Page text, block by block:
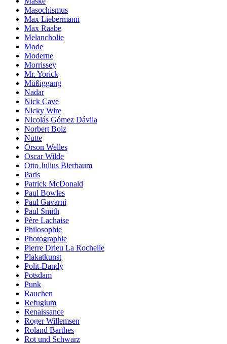
Masochismus
Max Liebermann
Max Raabe
Melancholie
Mode
Moderne
Morrissey
Mr. Yorick
Müßiggang
Nadar
Nick Cave
Nicky Wire
Nicolás Gómez Dávila
Norbert Bolz
Nutte
Orson Welles
Oscar Wilde
Otto Julius Bierbaum
Paris
Patrick McDonald
Paul Bowles
Paul Gavarni
Paul Smith
Père Lachaise
Philosophie
Photographie
Pierre Drieu La Rochelle
Plakatkunst
Polit-Dandy
Potsdam
Punk
Rauchen
Refugium
Renaissance
Roger Willemsen
Roland Barthes
Rot und Schwarz